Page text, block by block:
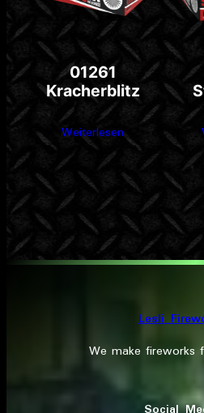
01261
Kracherblitz
Weiterlesen
Lesli
We make fireworks